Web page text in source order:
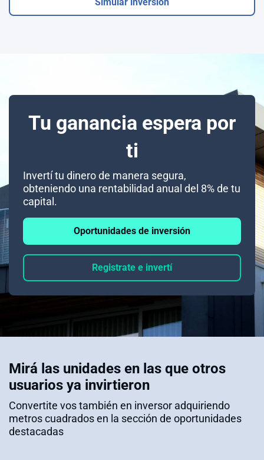
Simular inversión
Tu ganancia espera por
ti
Invertí tu dinero de manera segura,
obteniendo una rentabilidad anual del 8% de tu
capital.
Oportunidades de inversión
Registrate e invertí
Mirá las unidades en las que otros
usuarios ya invirtieron
Convertite vos también en inversor adquiriendo
metros cuadrados en la sección de oportunidades
destacadas